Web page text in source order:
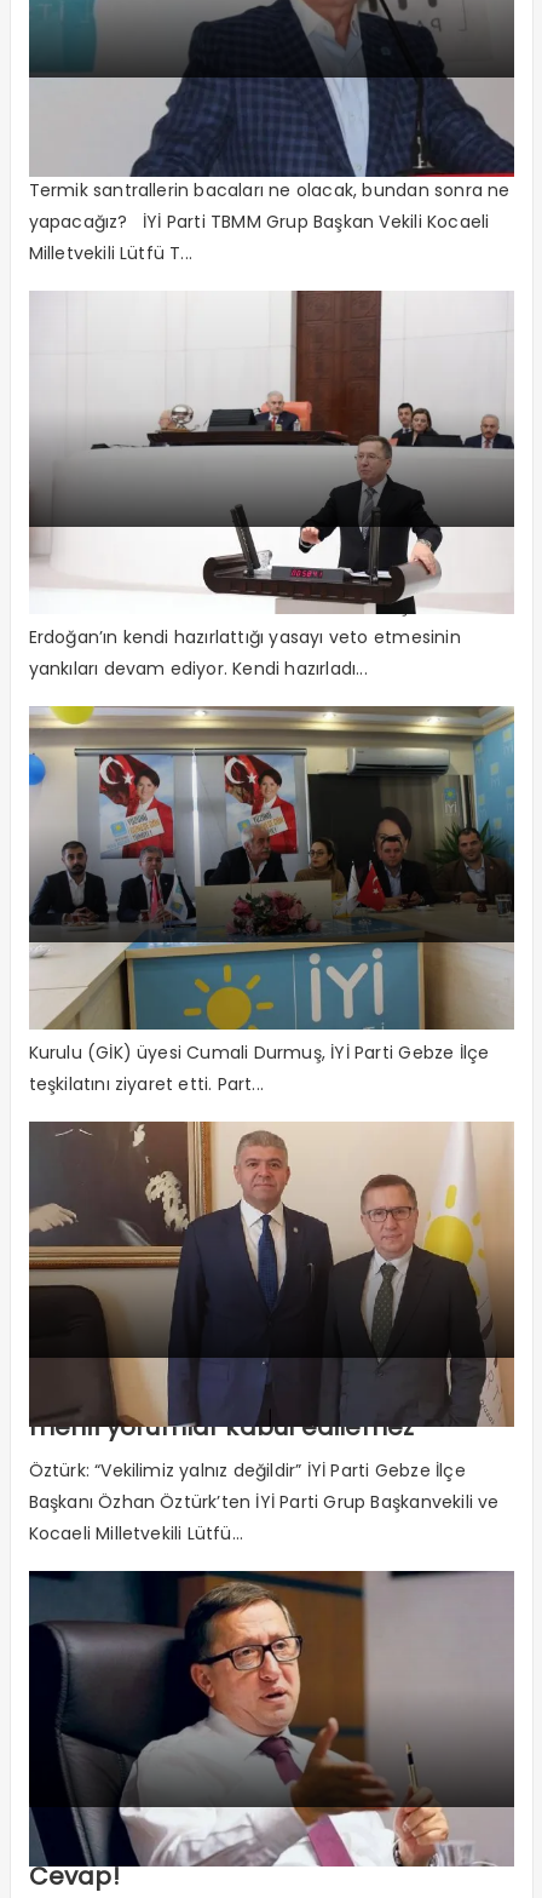
Bu santraller çalışmaya devam
edecek mi?
Termik santrallerin bacaları ne olacak, bundan sonra ne
yapacağız? İYİ Parti TBMM Grup Başkan Vekili Kocaeli
Milletvekili Lütfü T...
“Millet Parlamentodan umudunu kesti”
Meclisi Acınacak Hale Getirdiler. Cumhurbaşkanı
Erdoğan’ın kendi hazırlattığı yasayı veto etmesinin
yankıları devam ediyor. Kendi hazırladı...
“Ülke siyasetinin yönünü değiştirdik”
“İYİ Parti halkımıza umut oldu” İYİ Parti Genel İdare
Kurulu (GİK) üyesi Cumali Durmuş, İYİ Parti Gebze İlçe
teşkilatını ziyaret etti. Part...
“Tek tek cümleler çekilerek yapılan
menfi yorumlar kabul edilemez”
Öztürk: “Vekilimiz yalnız değildir” İYİ Parti Gebze İlçe
Başkanı Özhan Öztürk’ten İYİ Parti Grup Başkanvekili ve
Kocaeli Milletvekili Lütfü...
Soylu’dan Türkkan’a Cevabı Olmayan
Cevap!